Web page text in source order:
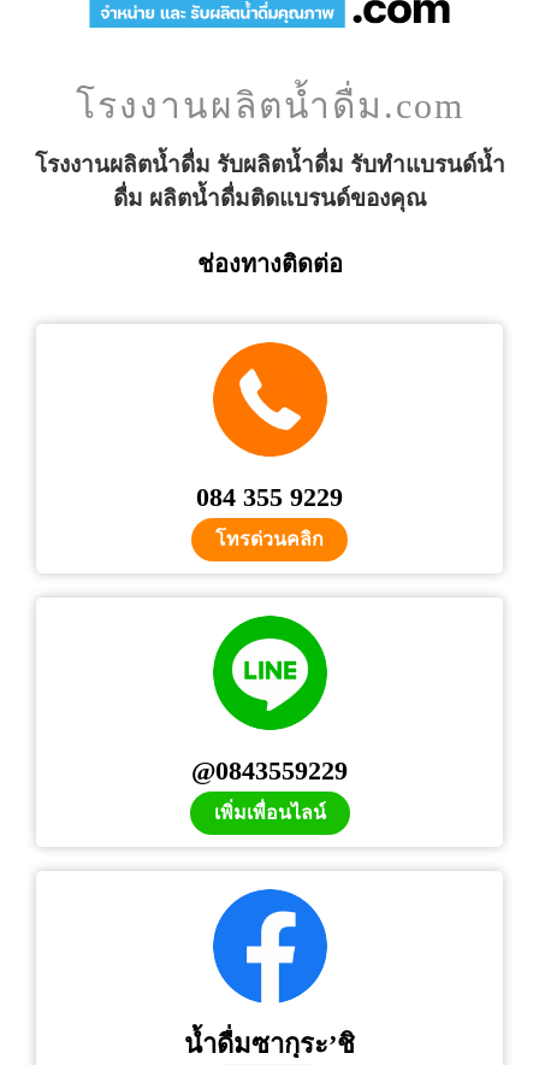
โรงงานผลิตน้ำดื่ม.com
โรงงานผลิตน้ำดื่ม รับผลิตน้ำดื่ม รับทำแบรนด์น้ำ
ดื่ม ผลิตน้ำดื่มติดแบรนด์ของคุณ
ช่องทางติดต่อ
084 355 9229
โทรด่วนคลิก
@0843559229
เพิ่มเพื่อนไลน์
น้ำดื่มซากุระ’ชิ